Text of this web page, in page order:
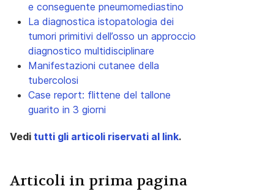
e conseguente pneumomediastino
La diagnostica istopatologia dei
tumori primitivi dell’osso un approccio
diagnostico multidisciplinare
Manifestazioni cutanee della
tubercolosi
Case report: flittene del tallone
guarito in 3 giorni
Vedi tutti gli articoli riservati al link.
Articoli in prima pagina